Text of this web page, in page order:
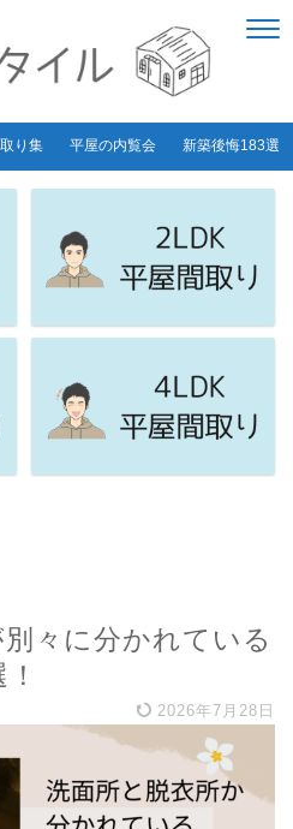
り集 平屋の内覧会 新築後悔183選
々に分かれている
2026年7月28日